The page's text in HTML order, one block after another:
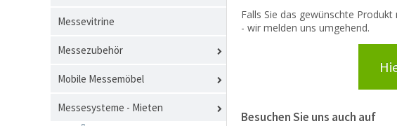
Messevitrine
Messezubehör
Mobile Messemöbel
Messesysteme - Mieten
Falls Sie das gewünschte
- wir melden uns umgehend.
Besuchen Sie uns auch auf